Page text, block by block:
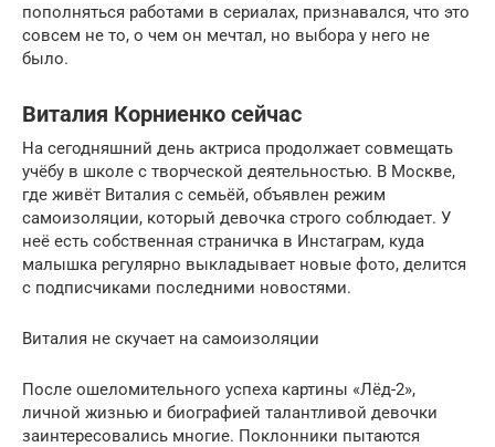
пополняться работами в сериалах, признавался, что это
совсем не то, о чем он мечтал, но выбора у него не
было.
Виталия Корниенко сейчас
На сегодняшний день актриса продолжает совмещать
учёбу в школе с творческой деятельностью. В Москве,
где живёт Виталия с семьёй, объявлен режим
самоизоляции, который девочка строго соблюдает. У
неё есть собственная страничка в Инстаграм, куда
малышка регулярно выкладывает новые фото, делится
с подписчиками последними новостями.
Виталия не скучает на самоизоляции
После ошеломительного успеха картины «Лёд-2»,
личной жизнью и биографией талантливой девочки
заинтересовались многие. Поклонники пытаются